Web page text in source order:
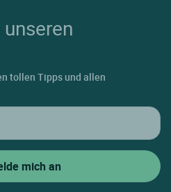
tollen Tipps und allen